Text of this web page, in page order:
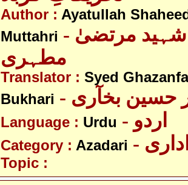
Author : Ayatullah
Muttahri - آیت اللہ شہید مرتضیٰ
مطہری
Translator : Syed
Bukhari
حسین بخآری
Language : Urdu - اردو
Category : Azadari
Topic :